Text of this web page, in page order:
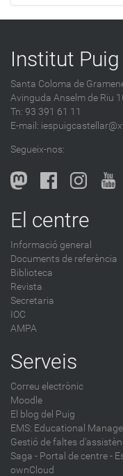
Institut
Santa Coloma de
Avinguda Anselm de Riu
Tn: 93 391 61 11
E-mail:
Segueix-nos:
El centre
Informació general
Documents de referència
Biblioteca
Revista
Secretaria
IOC
AMPA
Serveis
Correu electrònic
Moodle
El blog del Puig
EMS: Educational
Gestió de faltes
Saga - Portal de centre -
ownCloud